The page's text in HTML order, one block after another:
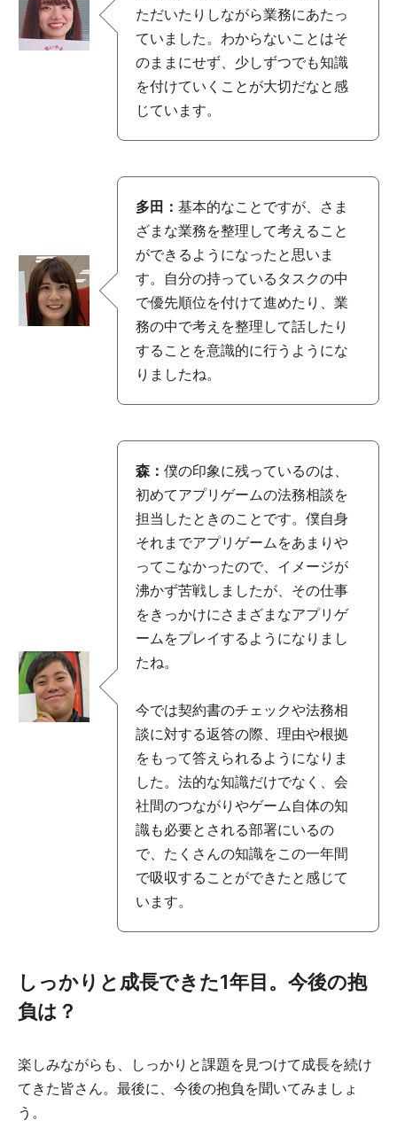
ただいたりしながら業務にあたっ
ていました。わからないことはそ
のままにせず、少しずつでも知識
を付けていくことが大切だなと感
じています。
多田： 基本的なことですが、さま
ざまな業務を整理して考えること
ができるようになったと思いま
す。自分の持っているタスクの中
で優先順位を付けて進めたり、業
務の中で考えを整理して話したり
することを意識的に行うようにな
りましたね。
森： 僕の印象に残っているのは、
初めてアプリゲームの法務相談を
担当したときのことです。僕自身
それまでアプリゲームをあまりや
ってこなかったので、イメージが
沸かず苦戦しましたが、その仕事
をきっかけにさまざまなアプリゲ
ームをプレイするようになりまし
たね。
今では契約書のチェックや法務相
談に対する返答の際、理由や根拠
をもって答えられるようになりま
した。法的な知識だけでなく、会
社間のつながりやゲーム自体の知
識も必要とされる部署にいるの
で、たくさんの知識をこの一年間
で吸収することができたと感じて
います。
しっかりと成長できた1年目。今後の抱
負は？
楽しみながらも、しっかりと課題を見つけて成長を続け
てきた皆さん。最後に、今後の抱負を聞いてみましょ
う。